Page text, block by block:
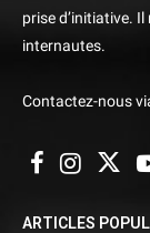
prise d’initiative.
internautes.
Contactez-nous
ARTICLES